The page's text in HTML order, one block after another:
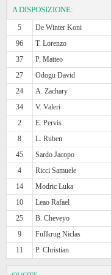
A DISPOSIZIONE:
5 De Winter Koni
96
T. Lorenzo
37
P. Matteo
27
Odogu David
24
A. Zachary
34
V. Valeri
2
E. Pervis
8
L. Ruben
45
Sardo Jacopo
4
Ricci Samuele
14
Modric Luka
10
Leao Rafael
25
B. Cheveyo
9
Fullkrug Niclas
11
P. Christian